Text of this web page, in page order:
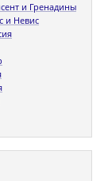
и Гренадины
и Невис